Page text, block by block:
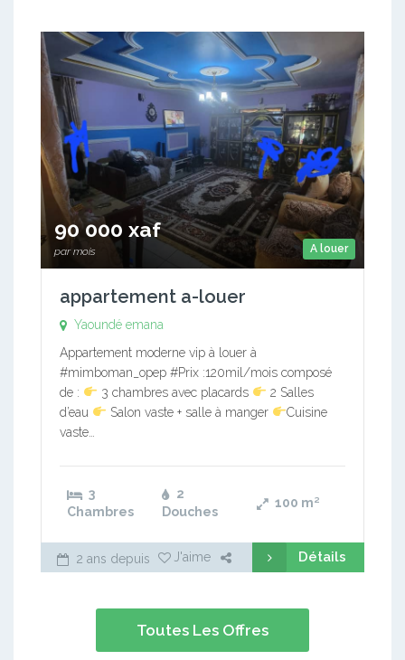
A louer
90 000 xaf
par mois
appartement a-louer
Yaoundé emana
Appartement moderne vip à louer à
#mimboman_opep #Prix :120mil/mois composé
de :
3 chambres avec placards
2 Salles
d’eau
Salon vaste + salle à manger
Cuisine
vaste…
3
Chambres
2
Douches
100 m²
2 ans depuis J'aime Détails
Toutes Les Offres